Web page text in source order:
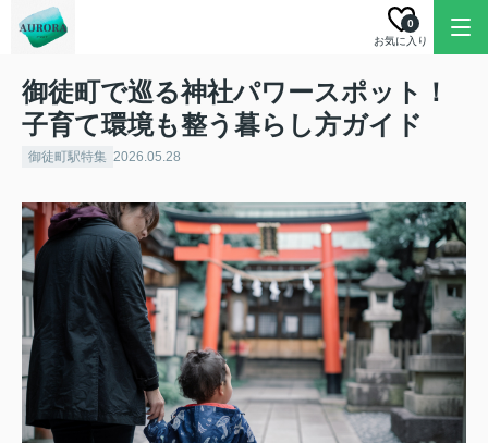
お気に入り
0
御徒町で巡る神社パワースポット！
子育て環境も整う暮らし方ガイド
御徒町駅特集 2026.05.28